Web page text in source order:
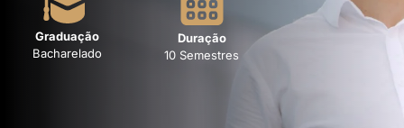
Graduação
Bacharelado
Duração
10 Semestres